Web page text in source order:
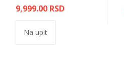
9,999.00 RSD
Na upit